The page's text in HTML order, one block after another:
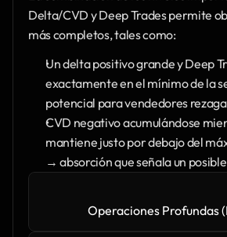
Delta/CVD y Deep Trades permite
más completos, tales como:
Un delta positivo grande y Deep
exactamente en el mínimo de la
potencial para vendedores
CVD negativo acumulándose
mantiene justo por debajo del
→ absorción que señala un
Operaciones Profundas